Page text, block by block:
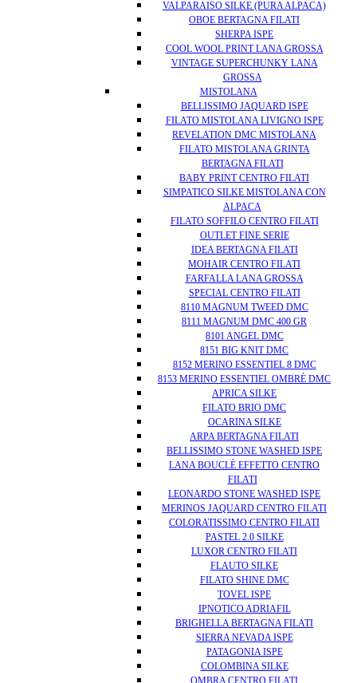
VALPARAISO SILKE (PURA ALPACA)
OBOE BERTAGNA FILATI
SHERPA ISPE
COOL WOOL PRINT LANA GROSSA
VINTAGE SUPERCHUNKY LANA
GROSSA
MISTOLANA
BELLISSIMO JAQUARD ISPE
FILATO MISTOLANA LIVIGNO ISPE
REVELATION DMC MISTOLANA
FILATO MISTOLANA GRINTA
BERTAGNA FILATI
BABY PRINT CENTRO FILATI
SIMPATICO SILKE MISTOLANA CON
ALPACA
FILATO SOFFILO CENTRO FILATI
OUTLET FINE SERIE
IDEA BERTAGNA FILATI
MOHAIR CENTRO FILATI
FARFALLA LANA GROSSA
SPECIAL CENTRO FILATI
8110 MAGNUM TWEED DMC
8111 MAGNUM DMC 400 GR
8101 ANGEL DMC
8151 BIG KNIT DMC
8152 MERINO ESSENTIEL 8 DMC
8153 MERINO ESSENTIEL OMBRÈ DMC
APRICA SILKE
FILATO BRIO DMC
OCARINA SILKE
ARPA BERTAGNA FILATI
BELLISSIMO STONE WASHED ISPE
LANA BOUCLÈ EFFETTO CENTRO
FILATI
LEONARDO STONE WASHED ISPE
MERINOS JAQUARD CENTRO FILATI
COLORATISSIMO CENTRO FILATI
PASTEL 2.0 SILKE
LUXOR CENTRO FILATI
FLAUTO SILKE
FILATO SHINE DMC
TOVEL ISPE
IPNOTICO ADRIAFIL
BRIGHELLA BERTAGNA FILATI
SIERRA NEVADA ISPE
PATAGONIA ISPE
COLOMBINA SILKE
OMBRA CENTRO FILATI